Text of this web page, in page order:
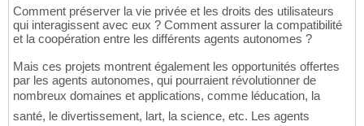
Comment préserver la vie privée et les droits des utilisateurs
qui interagissent avec eux ? Comment assurer la compatibilité
et la coopération entre les différents agents autonomes ?
Mais ces projets montrent également les opportunités offertes
par les agents autonomes, qui pourraient révolutionner de
nombreux domaines et applications, comme léducation, la
santé, le divertissement, lart, la science, etc. Les agents